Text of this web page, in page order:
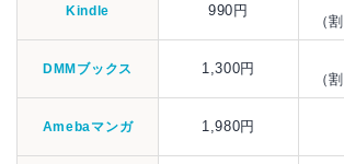
Kindle 990円
（
DMMブックス 1,300円
（
Amebaマンガ 1,980円